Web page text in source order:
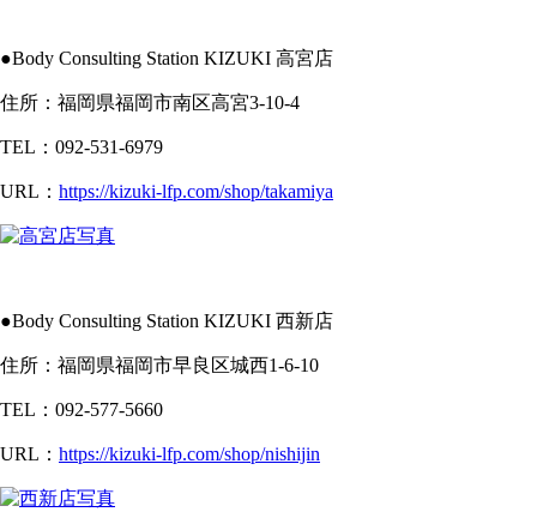
●Body Consulting Station KIZUKI 高宮店
住所：福岡県福岡市南区高宮3-10-4
TEL：092-531-6979
URL： https://kizuki-lfp.com/shop/takamiya
●Body Consulting Station KIZUKI 西新店
住所：福岡県福岡市早良区城西1-6-10
TEL：092-577-5660
URL： https://kizuki-lfp.com/shop/nishijin